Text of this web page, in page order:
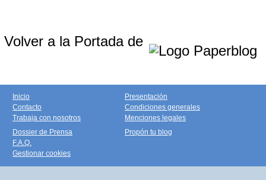
Volver a la Portada de
Inicio
Contacto
Trabaja con nosotros
Presentación
Condiciones generales
Menciones legales
Dossier de Prensa
F.A.Q.
Gestionar cookies
Propón tu blog